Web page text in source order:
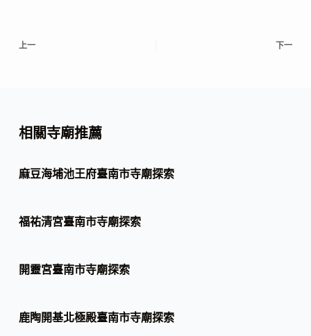
上一 下一
相關寺廟推薦
麻豆海埔池王府臺南市寺廟探索
福祐清宮臺南市寺廟探索
開靈宮臺南市寺廟探索
鹿陶開基北極殿臺南市寺廟探索